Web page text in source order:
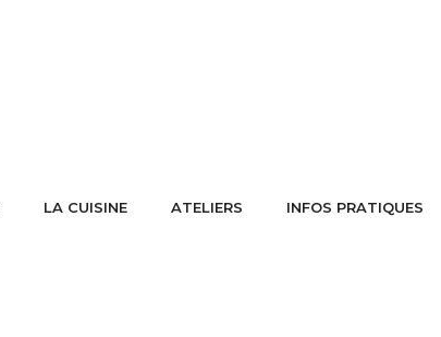
LA CUISINE ATELIERS INFOS PRATIQUES